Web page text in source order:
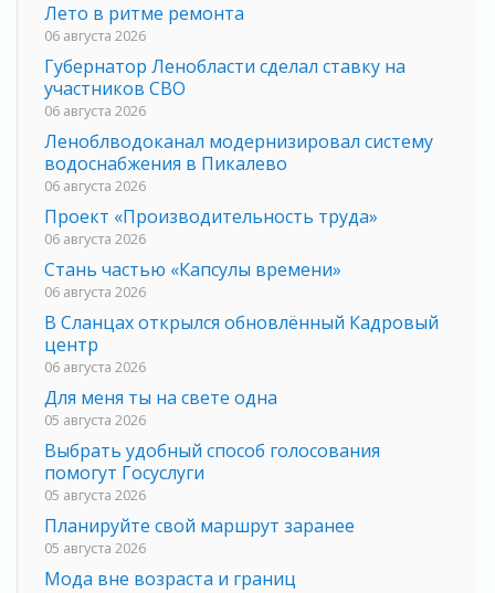
Лето в ритме ремонта
06 августа 2026
Губернатор Ленобласти сделал ставку на
участников СВО
06 августа 2026
Леноблводоканал модернизировал систему
водоснабжения в Пикалево
06 августа 2026
Проект «Производительность труда»
06 августа 2026
Стань частью «Капсулы времени»
06 августа 2026
В Сланцах открылся обновлённый Кадровый
центр
06 августа 2026
Для меня ты на свете одна
05 августа 2026
Выбрать удобный способ голосования
помогут Госуслуги
05 августа 2026
Планируйте свой маршрут заранее
05 августа 2026
Мода вне возраста и границ